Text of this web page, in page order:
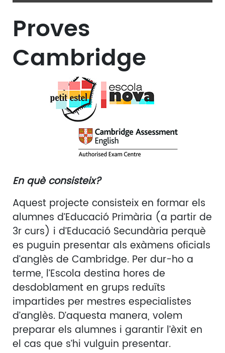
Proves
Cambridge
En què consisteix?
Aquest projecte consisteix en formar els
alumnes d’Educació Primària (a partir de
3r curs) i d’Educació Secundària perquè
es puguin presentar als exàmens oficials
d’anglès de Cambridge. Per dur-ho a
terme, l’Escola destina hores de
desdoblament en grups reduïts
impartides per mestres especialistes
d’anglès. D’aquesta manera, volem
preparar els alumnes i garantir l’èxit en
el cas que s’hi vulguin presentar.